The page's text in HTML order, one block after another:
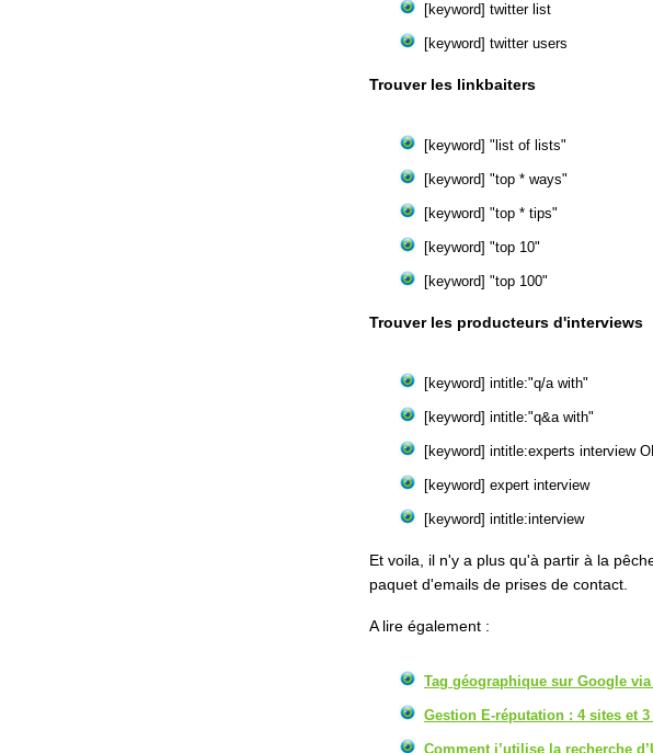
[keyword] twitter list
[keyword] twitter users
Trouver les linkbaiters
[keyword] "list of lists"
[keyword] "top * ways"
[keyword] "top * tips"
[keyword] "top 10"
[keyword] "top 100"
Trouver les producteurs d'interviews
[keyword] intitle:"q/a with"
[keyword] intitle:"q&a with"
[keyword] intitle:experts interview
[keyword] expert interview
[keyword] intitle:interview
Et voila, il n'y a plus qu'à partir à la
paquet d'emails de prises de contact.
A lire également :
Tag géographique sur Google
Gestion E-réputation : 4 sites et
Comment j’utilise la recherche